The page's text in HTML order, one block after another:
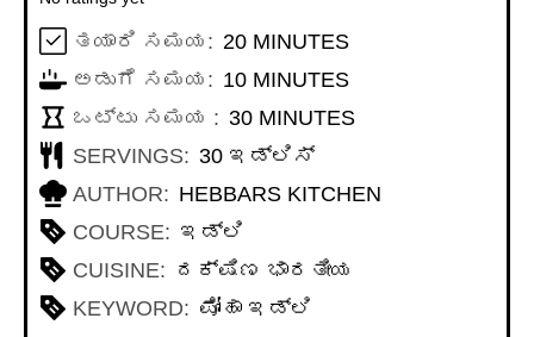
ತಯಾರಿ ಸಮಯ: 20MINUTES
MINUTES
ಅಡುಗೆ ಸಮಯ: 10MINUTES
MINUTES
ಒಟ್ಟು ಸಮಯ : 30MINUTES
MINUTES
SERVINGS: 30 ಇಡ್ಲಿಸ್
AUTHOR: HEBBARS KITCHEN
COURSE: ಇಡ್ಲಿ
CUISINE: ದಕ್ಷಿಣ ಭಾರತೀಯ
KEYWORD: ಪೋಹಾ ಇಡ್ಲಿ